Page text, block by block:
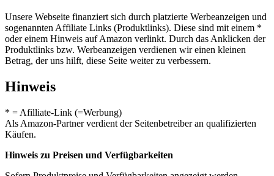
Unsere Webseite finanziert sich durch platzierte Werbeanzeigen und
sogenannten Affiliate Links (Produktlinks). Diese sind mit einem *
oder einem Hinweis auf Amazon verlinkt. Durch das Anklicken der
Produktlinks bzw. Werbeanzeigen verdienen wir einen kleinen
Betrag, der uns hilft, diese Seite weiter zu verbessern.
Hinweis
* = Afilliate-Link (=Werbung)
Als Amazon-Partner verdient der Seitenbetreiber an qualifizierten
Käufen.
Hinweis zu Preisen und Verfügbarkeiten